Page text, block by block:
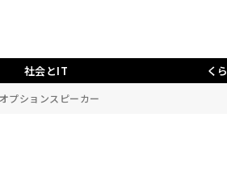
社会とIT く
プションスピーカー